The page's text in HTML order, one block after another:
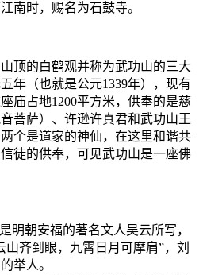
南时，赐名为石鼓寺。
顶的白鹤观并称为武功山的三大
年（也就是公元1339年），现有
庙占地1200平方米，供奉的是慈
菩萨）、许逊许真君和武功山王
个是道家的神仙，在这里和谐共
徒的供奉，可见武功山是一座佛
明朝安福的著名文人吴云所写，
山齐到眼，九霄日月可摩肩”，刘
举人。